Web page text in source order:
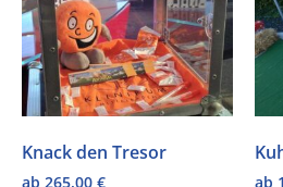
Knack den Tresor
ab 265,00 €
ab